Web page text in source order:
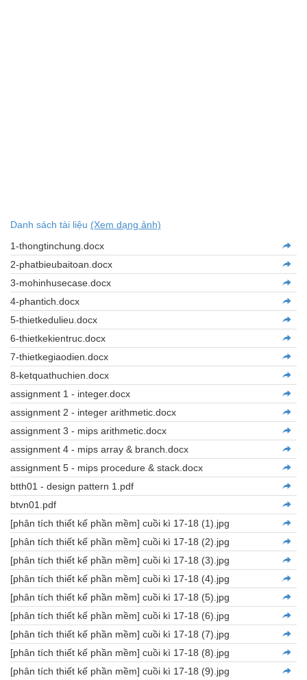
Danh sách tài liệu (Xem dạng ảnh)
1-thongtinchung.docx
2-phatbieubaitoan.docx
3-mohinhusecase.docx
4-phantich.docx
5-thietkedulieu.docx
6-thietkekientruc.docx
7-thietkegiaodien.docx
8-ketquathuchien.docx
assignment 1 - integer.docx
assignment 2 - integer arithmetic.docx
assignment 3 - mips arithmetic.docx
assignment 4 - mips array & branch.docx
assignment 5 - mips procedure & stack.docx
btth01 - design pattern 1.pdf
btvn01.pdf
[phân tích thiết kế phần mềm] cuồi kì 17-18 (1).jpg
[phân tích thiết kế phần mềm] cuồi kì 17-18 (2).jpg
[phân tích thiết kế phần mềm] cuồi kì 17-18 (3).jpg
[phân tích thiết kế phần mềm] cuồi kì 17-18 (4).jpg
[phân tích thiết kế phần mềm] cuồi kì 17-18 (5).jpg
[phân tích thiết kế phần mềm] cuồi kì 17-18 (6).jpg
[phân tích thiết kế phần mềm] cuồi kì 17-18 (7).jpg
[phân tích thiết kế phần mềm] cuồi kì 17-18 (8).jpg
[phân tích thiết kế phần mềm] cuồi kì 17-18 (9).jpg